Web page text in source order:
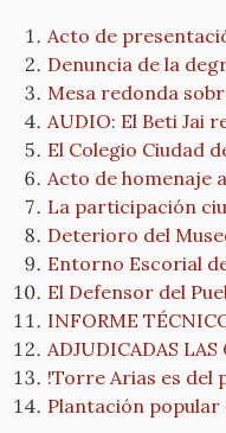
Acto de
Denuncia de la
Mesa redonda
AUDIO: El Beti Jai
El Colegio Ciudad
Acto de homenaje
La participación
Deterioro del
Entorno Escorial
El Defensor del
INFORME
ADJUDICADAS
!Torre Arias es del
Plantación popular